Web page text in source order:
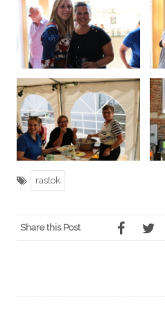
rastok
Share this Post